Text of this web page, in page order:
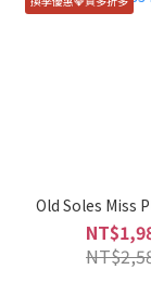
Old Soles Miss